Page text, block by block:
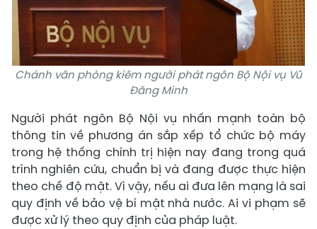
Chánh văn phòng kiêm người phát ngôn Bộ Nội vụ Vũ
Đăng Minh
Người phát ngôn Bộ Nội vụ nhấn mạnh toàn bộ
thông tin về phương án sắp xếp tổ chức bộ máy
trong hệ thống chính trị hiện nay đang trong quá
trình nghiên cứu, chuẩn bị và đang được thực hiện
theo chế độ mật. Vì vậy, nếu ai đưa lên mạng là sai
quy định về bảo vệ bí mật nhà nước. Ai vi phạm sẽ
được xử lý theo quy định của pháp luật.